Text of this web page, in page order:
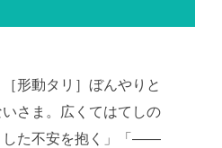
［形動タリ］ぼんやりと
さま。広くてはてしの
た不安を抱く」「――